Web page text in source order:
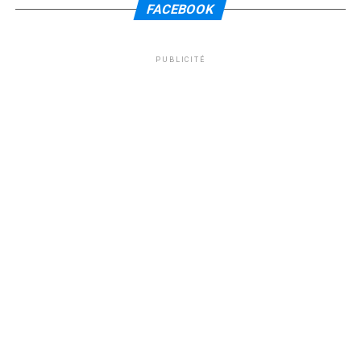
FACEBOOK
PUBLICITÉ